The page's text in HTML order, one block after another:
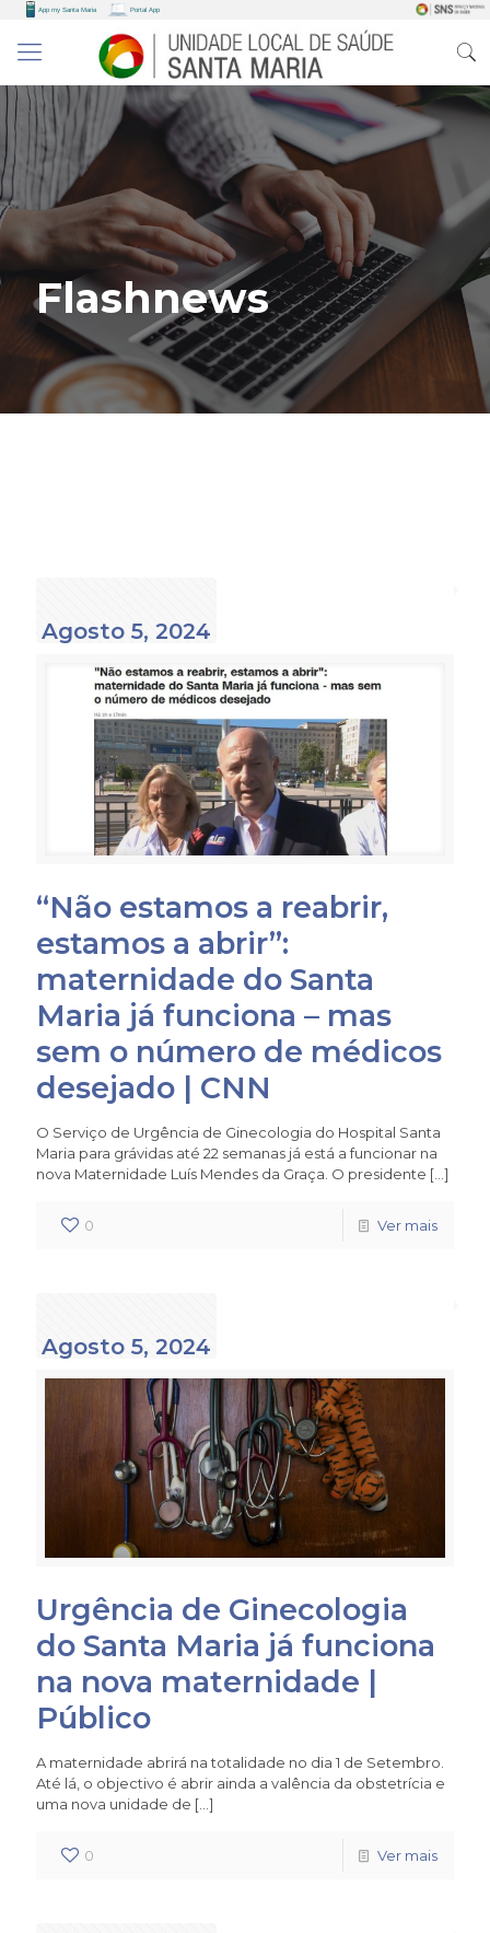
Flashnews
Agosto 5, 2024
“Não estamos a reabrir,
estamos a abrir”:
maternidade do Santa
Maria já funciona – mas
sem o número de médicos
desejado | CNN
O Serviço de Urgência de Ginecologia do Hospital Santa
Maria para grávidas até 22 semanas já está a funcionar na
nova Maternidade Luís Mendes da Graça. O presidente […]
0 Ver mais
Agosto 5, 2024
Urgência de Ginecologia
do Santa Maria já funciona
na nova maternidade |
Público
A maternidade abrirá na totalidade no dia 1 de Setembro.
Até lá, o objectivo é abrir ainda a valência da obstetrícia e
uma nova unidade de […]
0 Ver mais